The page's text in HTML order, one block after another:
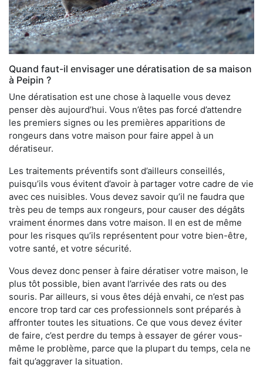
Quand faut-il envisager une dératisation de sa maison
à Peipin ?
Une dératisation est une chose à laquelle vous devez
penser dès aujourd’hui. Vous n’êtes pas forcé d’attendre
les premiers signes ou les premières apparitions de
rongeurs dans votre maison pour faire appel à un
dératiseur.
Les traitements préventifs sont d’ailleurs conseillés,
puisqu’ils vous évitent d’avoir à partager votre cadre de vie
avec ces nuisibles. Vous devez savoir qu’il ne faudra que
très peu de temps aux rongeurs, pour causer des dégâts
vraiment énormes dans votre maison. Il en est de même
pour les risques qu’ils représentent pour votre bien-être,
votre santé, et votre sécurité.
Vous devez donc penser à faire dératiser votre maison, le
plus tôt possible, bien avant l’arrivée des rats ou des
souris. Par ailleurs, si vous êtes déjà envahi, ce n’est pas
encore trop tard car ces professionnels sont préparés à
affronter toutes les situations. Ce que vous devez éviter
de faire, c’est perdre du temps à essayer de gérer vous-
même le problème, parce que la plupart du temps, cela ne
fait qu’aggraver la situation.